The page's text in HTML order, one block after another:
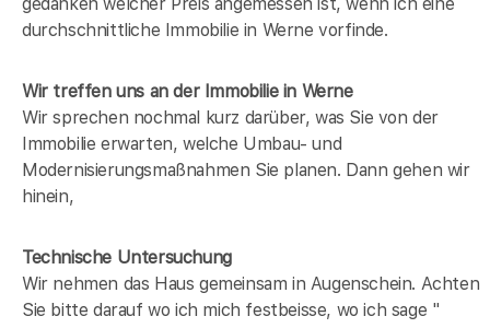
gedanken welcher Preis angemessen ist, wenn ich eine
durchschnittliche Immobilie in Werne vorfinde.
Wir treffen uns an der Immobilie in Werne
Wir sprechen nochmal kurz darüber, was Sie von der
Immobilie erwarten, welche Umbau- und
Modernisierungsmaßnahmen Sie planen. Dann gehen wir
hinein,
Technische Untersuchung
Wir nehmen das Haus gemeinsam in Augenschein. Achten
Sie bitte darauf wo ich mich festbeisse, wo ich sage "